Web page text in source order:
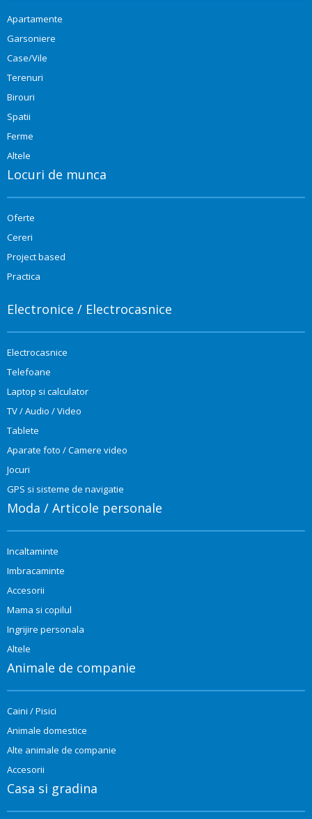
Apartamente
Garsoniere
Case/Vile
Terenuri
Birouri
Spatii
Ferme
Altele
Locuri de munca
Oferte
Cereri
Project based
Practica
Electronice / Electrocasnice
Electrocasnice
Telefoane
Laptop si calculator
TV / Audio / Video
Tablete
Aparate foto / Camere video
Jocuri
GPS si sisteme de navigatie
Moda / Articole personale
Incaltaminte
Imbracaminte
Accesorii
Mama si copilul
Ingrijire personala
Altele
Animale de companie
Caini / Pisici
Animale domestice
Alte animale de companie
Accesorii
Casa si gradina